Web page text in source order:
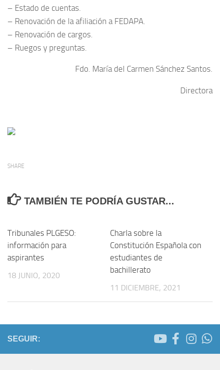
– Estado de cuentas.
– Renovación de la afiliación a FEDAPA.
– Renovación de cargos.
– Ruegos y preguntas.
Fdo. María del Carmen Sánchez Santos.
Directora
SHARE
TAMBIÉN TE PODRÍA GUSTAR...
Tribunales PLGESO:
información para
aspirantes
18 JUNIO, 2020
Charla sobre la
Constitución Española con
estudiantes de
bachillerato
11 DICIEMBRE, 2021
SEGUIR: